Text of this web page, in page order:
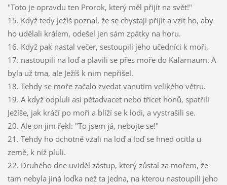
"Toto je opravdu ten Prorok, který měl přijít na svět!"
15. Když tedy Ježíš poznal, že se chystají přijít a vzít ho, aby
ho udělali králem, odešel jen sám zpátky na horu.
16. Když pak nastal večer, sestoupili jeho učedníci k moři,
17. nastoupili na loď a plavili se přes moře do Kafarnaum. A
byla už tma, ale Ježíš k nim nepřišel.
18. Tehdy se moře začalo zvedat vanutím velikého větru.
19. A když odpluli asi pětadvacet nebo třicet honů, spatřili
Ježíše, jak kráčí po moři a blíží se k lodi, a vystrašili se.
20. Ale on jim řekl: "To jsem já, nebojte se!"
21. Tehdy ho ochotně vzali na loď a loď se hned ocitla u
země, k níž pluli.
22. Druhého dne uviděl zástup, který zůstal za mořem, že
tam nebyla jiná loďka než ta jedna, na kterou nastoupili jeho